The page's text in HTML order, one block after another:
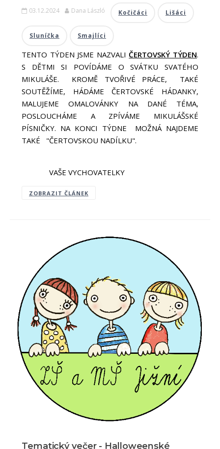
03.12.2024 Dana László Kočičáci Lišáci
Sluníčka Smajlíci
TENTO TÝDEN JSME NAZVALI ČERTOVSKÝ TÝDEN.
S DĚTMI SI POVÍDÁME O SVÁTKU SVATÉHO
MIKULÁŠE. KROMĚ TVOŘIVÉ PRÁCE, TAKÉ
SOUTĚŽÍME, HÁDÁME ČERTOVSKÉ HÁDANKY,
MALUJEME OMALOVÁNKY NA DANÉ TÉMA,
POSLOUCHÁME A ZPÍVÁME MIKULÁŠSKÉ
PÍSNIČKY. NA KONCI TÝDNE MOŽNÁ NAJDEME
TAKÉ "ČERTOVSKOU NADÍLKU".
VAŠE VYCHOVATELKY
ZOBRAZIT ČLÁNEK
Tematický večer - Halloweenské